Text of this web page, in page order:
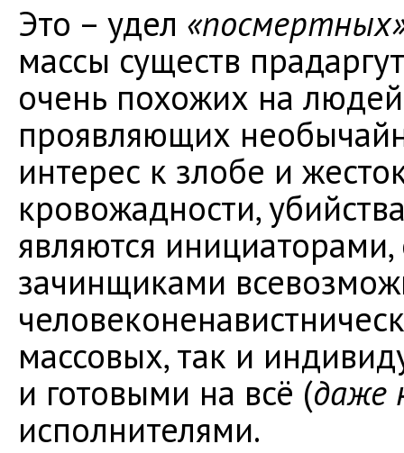
Это – удел
массы существ
очень похожих на
проявляющих
интерес к злобе и
кровожадности,
являются
зачинщиками
массовых, так и
и готовыми на всё (даже
исполнителями.